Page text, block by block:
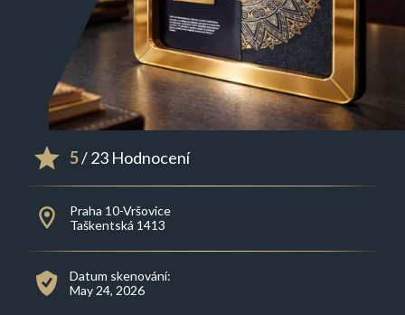
5/ 23 Hodnocení
Praha 10-Vršovice
Taškentská 1413
Datum skenování:
May 24, 2026